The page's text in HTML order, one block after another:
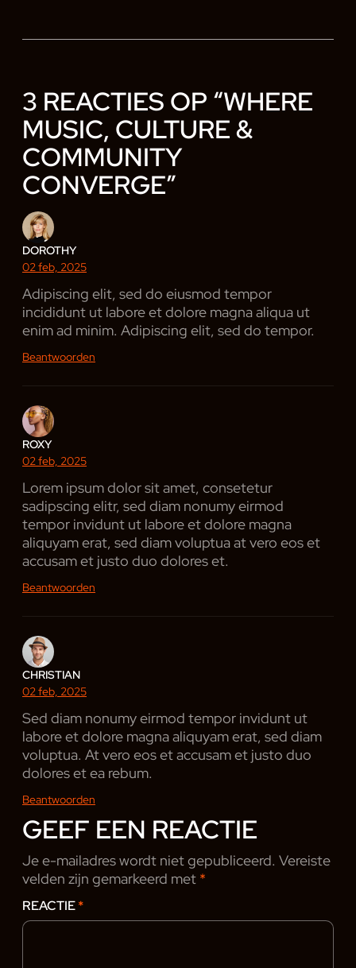
3 REACTIES OP “WHERE
MUSIC, CULTURE &
COMMUNITY
CONVERGE”
DOROTHY
02 feb, 2025
Adipiscing elit, sed do eiusmod tempor
incididunt ut labore et dolore magna aliqua ut
enim ad minim. Adipiscing elit, sed do tempor.
Beantwoorden
ROXY
02 feb, 2025
Lorem ipsum dolor sit amet, consetetur
sadipscing elitr, sed diam nonumy eirmod
tempor invidunt ut labore et dolore magna
aliquyam erat, sed diam voluptua at vero eos et
accusam et justo duo dolores et.
Beantwoorden
CHRISTIAN
02 feb, 2025
Sed diam nonumy eirmod tempor invidunt ut
labore et dolore magna aliquyam erat, sed diam
voluptua. At vero eos et accusam et justo duo
dolores et ea rebum.
Beantwoorden
GEEF EEN REACTIE
Je e-mailadres wordt niet gepubliceerd. Vereiste
velden zijn gemarkeerd met *
REACTIE*